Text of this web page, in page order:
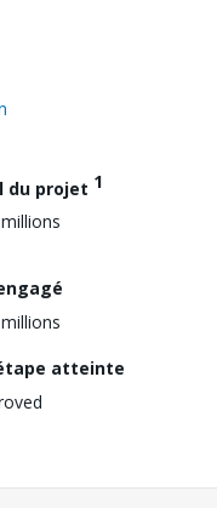
du projet 1
atteinte